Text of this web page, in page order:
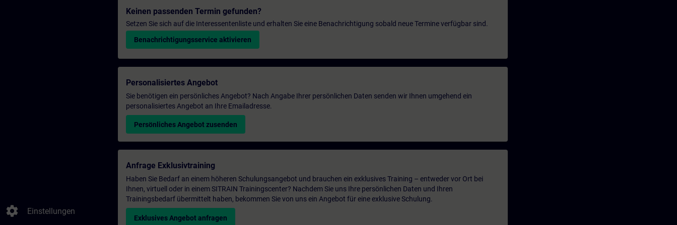
settings Einstellungen
Keinen passenden Termin gefunden?
Setzen Sie sich auf die Interessentenliste und erhalten Sie eine Benachrichtigung sobald neue Termine verfügbar sind.
Benachrichtigungsservice aktivieren
Personalisiertes Angebot
Sie benötigen ein persönliches Angebot? Nach Angabe Ihrer persönlichen Daten senden wir Ihnen umgehend ein
personalisiertes Angebot an Ihre Emailadresse.
Persönliches Angebot zusenden
Anfrage Exklusivtraining
Haben Sie Bedarf an einem höheren Schulungsangebot und brauchen ein exklusives Training – entweder vor Ort bei
Ihnen, virtuell oder in einem SITRAIN Trainingscenter? Nachdem Sie uns Ihre persönlichen Daten und Ihren
Trainingsbedarf übermittelt haben, bekommen Sie von uns ein Angebot für eine exklusive Schulung.
Exklusives Angebot anfragen